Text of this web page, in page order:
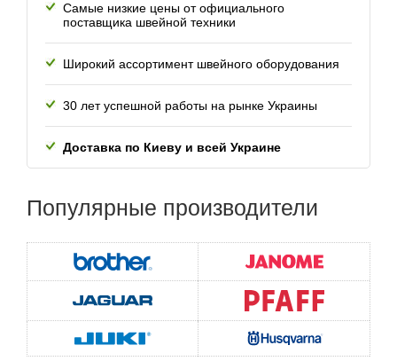
Самые низкие цены от официального
поставщика швейной техники
Широкий ассортимент швейного оборудования
30 лет успешной работы на рынке Украины
Доставка по Киеву и всей Украине
Популярные производители